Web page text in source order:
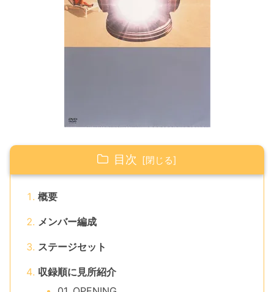
目次
概要
メンバー編成
ステージセット
収録順に見所紹介